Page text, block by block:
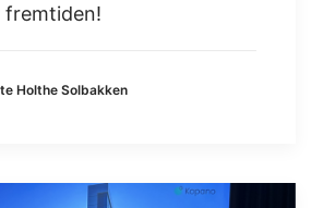
fremtiden!
Holthe Solbakken